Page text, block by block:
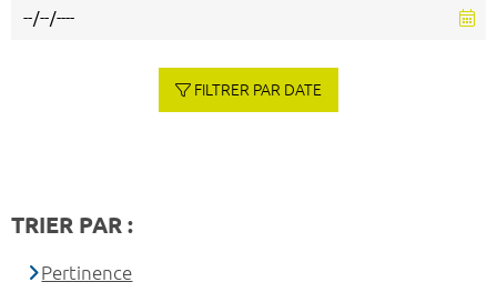
FILTRER PAR DATE
TRIER PAR :
Pertinence